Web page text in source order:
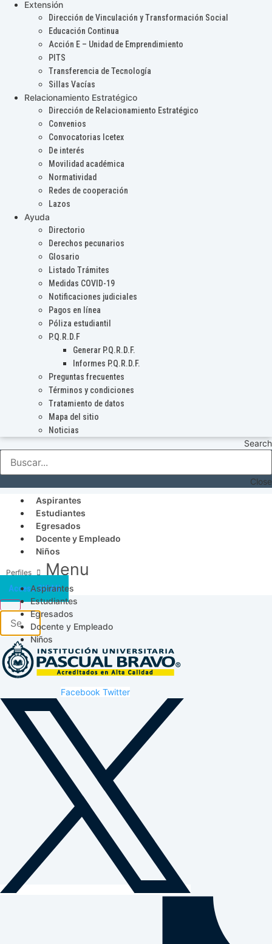
Extensión
Dirección de Vinculación y Transformación Social
Educación Continua
Acción E – Unidad de Emprendimiento
PITS
Transferencia de Tecnología
Sillas Vacías
Relacionamiento Estratégico
Dirección de Relacionamiento Estratégico
Convenios
Convocatorias Icetex
De interés
Movilidad académica
Normatividad
Redes de cooperación
Lazos
Ayuda
Directorio
Derechos pecunarios
Glosario
Listado Trámites
Medidas COVID-19
Notificaciones judiciales
Pagos en línea
Póliza estudiantil
P.Q.R.D.F
Generar P.Q.R.D.F.
Informes P.Q.R.D.F.
Preguntas frecuentes
Términos y condiciones
Tratamiento de datos
Mapa del sitio
Noticias
Search
Close
Aspirantes
Estudiantes
Egresados
Docente y Empleado
Niños
Menu
Aspirantes
Estudiantes
Egresados
Docente y Empleado
Niños
Acceso SICAU
Facebook Twitter